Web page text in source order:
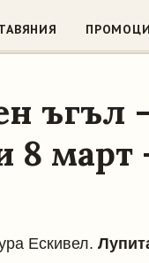
ъгъл
8 март
Ескивел.